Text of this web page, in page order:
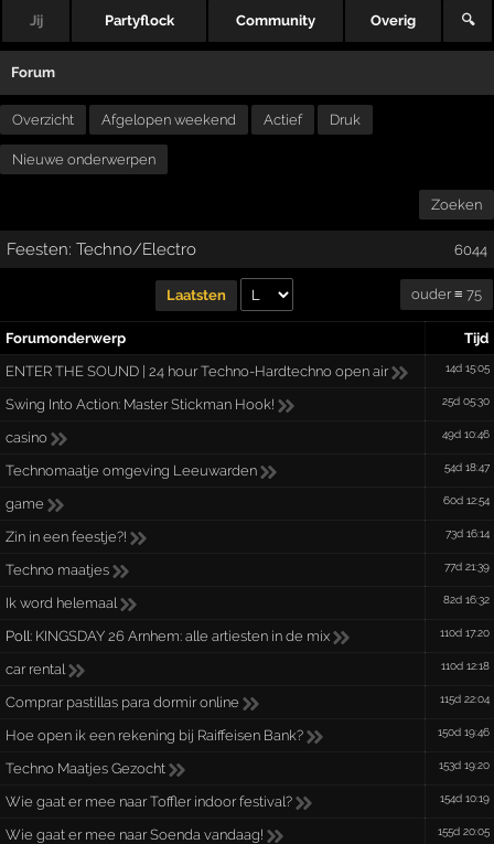
Jij Partyflock Community Overig 🔍
Forum
Overzicht Afgelopen weekend Actief Druk
Nieuwe onderwerpen
Zoeken
Feesten: Techno/Electro 6044
Laatsten ouder ≡ 75
Forumonderwerp
Tijd
ENTER THE SOUND | 24 hour Techno-Hardtechno open air
14d 15:05
Swing Into Action: Master Stickman Hook! 25d 05:30
casino 49d 10:46
Technomaatje omgeving Leeuwarden 54d 18:47
game 60d 12:54
Zin in een feestje?! 73d 16:14
Techno maatjes 77d 21:39
Ik word helemaal 82d 16:32
Poll: KINGSDAY 26 Arnhem: alle artiesten in de mix 110d 17:20
car rental 110d 12:18
Comprar pastillas para dormir online 115d 22:04
Hoe open ik een rekening bij Raiffeisen Bank? 150d 19:46
Techno Maatjes Gezocht 153d 19:20
Wie gaat er mee naar Toffler indoor festival? 154d 10:19
Wie gaat er mee naar Soenda vandaag! 155d 20:05